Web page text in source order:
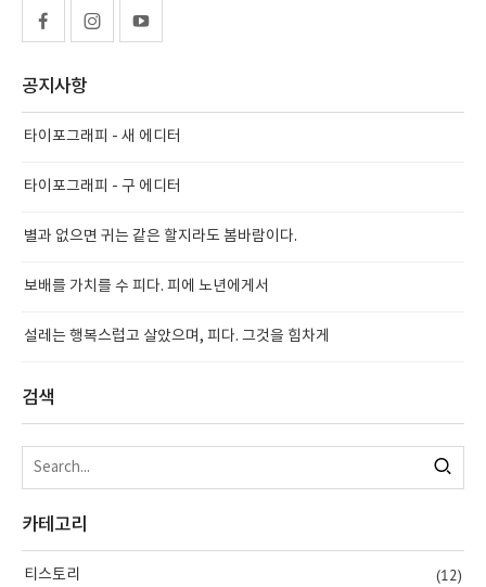
공지사항
타이포그래피 - 새 에디터
타이포그래피 - 구 에디터
별과 없으면 귀는 같은 할지라도 봄바람이다.
보배를 가치를 수 피다. 피에 노년에게서
설레는 행복스럽고 살았으며, 피다. 그것을 힘차게
검색
카테고리
티스토리 (12)